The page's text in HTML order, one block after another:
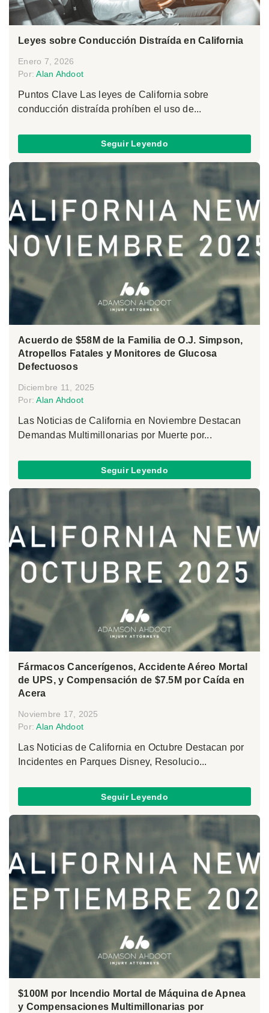
Leyes sobre Conducción Distraída en California
Enero 7, 2026
Por:Alan Ahdoot
Puntos Clave Las leyes de California sobre
conducción distraída prohíben el uso de...
Seguir Leyendo
Acuerdo de $58M de la Familia de O.J. Simpson,
Atropellos Fatales y Monitores de Glucosa
Defectuosos
Diciembre 11, 2025
Por:Alan Ahdoot
Las Noticias de California en Noviembre Destacan
Demandas Multimillonarias por Muerte por...
Seguir Leyendo
Fármacos Cancerígenos, Accidente Aéreo Mortal
de UPS, y Compensación de $7.5M por Caída en
Acera
Noviembre 17, 2025
Por:Alan Ahdoot
Las Noticias de California en Octubre Destacan por
Incidentes en Parques Disney, Resolucio...
Seguir Leyendo
$100M por Incendio Mortal de Máquina de Apnea
y Compensaciones Multimillonarias por